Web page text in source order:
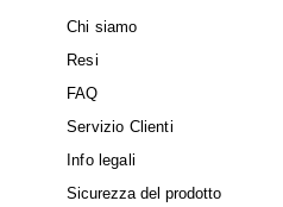
Chi siamo
Resi
FAQ
Servizio Clienti
Info legali
Sicurezza del prodotto